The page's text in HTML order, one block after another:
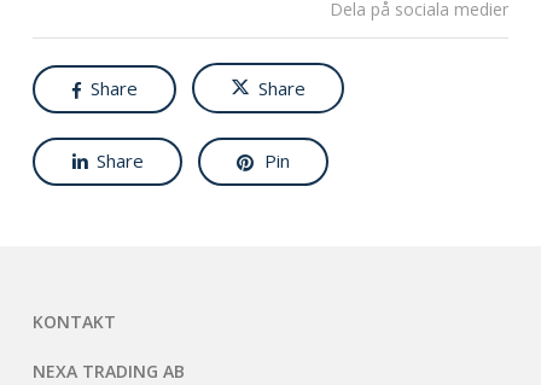
Dela på sociala medier
Share Share
Share Pin
KONTAKT
NEXA TRADING AB